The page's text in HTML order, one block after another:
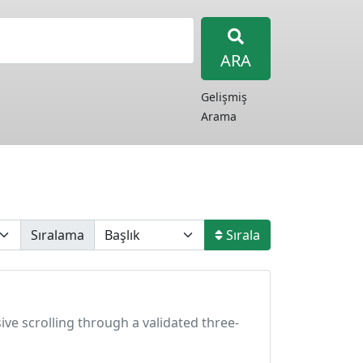
ARA
Gelişmiş
Arama
Sıralama Sırala
scrolling through a validated three-